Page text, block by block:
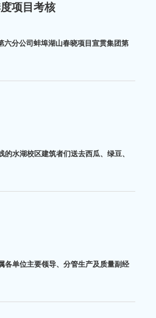
项目考核
水湖校区建筑者们送去西瓜、绿豆、
各单位主要领导、分管生产及质量副经